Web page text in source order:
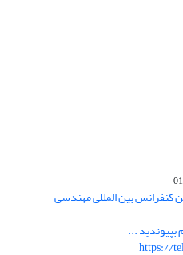
کنفرانس بین المللی مهندسی
بپیوندید ...
https://